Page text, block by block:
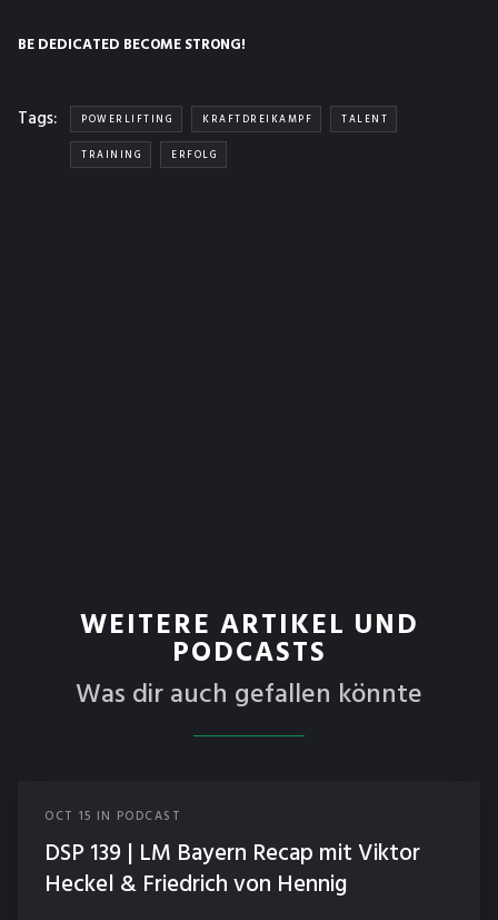
BE DEDICATED BECOME STRONG!
Tags: POWERLIFTING KRAFTDREIKAMPF TALENT
TRAINING ERFOLG
WEITERE ARTIKEL UND
PODCASTS
Was dir auch gefallen könnte
OCT 15 IN PODCAST
DSP 139 | LM Bayern Recap mit Viktor
Heckel & Friedrich von Hennig